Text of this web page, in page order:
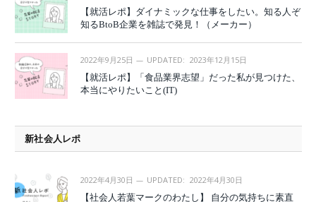
【就活レポ】ダイナミックな仕事をしたい。知る人ぞ
知るBtoB企業を雑誌で発見！（メーカー）
2022年9月25日 UPDATED: 2023年12月15日
【就活レポ】「食品業界志望」だった私が見つけた、
本当にやりたいこと(IT)
新社会人レポ
2022年4月30日 UPDATED: 2022年4月30日
【社会人若葉マークのわたし】 自分の気持ちに素直